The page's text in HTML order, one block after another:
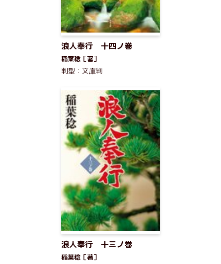
浪人奉行 十四ノ巻
稲葉稔［著］
判型：文庫判
浪人奉行 十三ノ巻
稲葉稔［著］